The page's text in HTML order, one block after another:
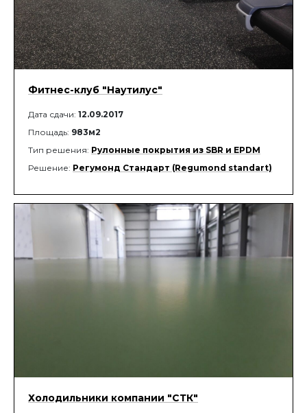
Фитнес-клуб "Наутилус"
Дата сдачи: 12.09.2017
Площадь: 983м2
Тип решения: Рулонные покрытия из SBR и EPDM
Решение: Регумонд Стандарт (Regumond standart)
Холодильники компании "СТК"